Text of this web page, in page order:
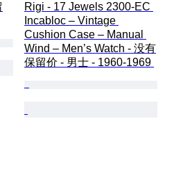
Rigi - 17 Jewels 2300-EC
Incabloc – Vintage
Cushion Case – Manual
Wind – Men’s Watch - 没有
保留价 - 男士 - 1960-1969